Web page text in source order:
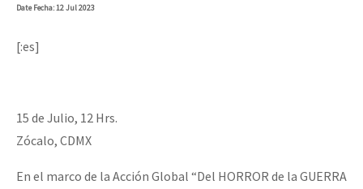
DateFecha: 12 Jul 2023
[:es]
15 de Julio, 12 Hrs.
Zócalo, CDMX
En el marco de la Acción Global “Del HORROR de la GUERRA